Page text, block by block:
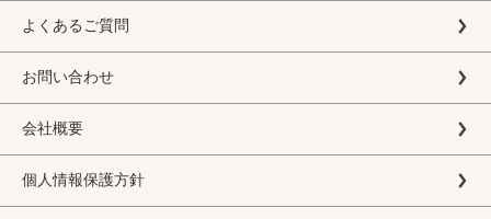
よくあるご質問
お問い合わせ
会社概要
個人情報保護方針